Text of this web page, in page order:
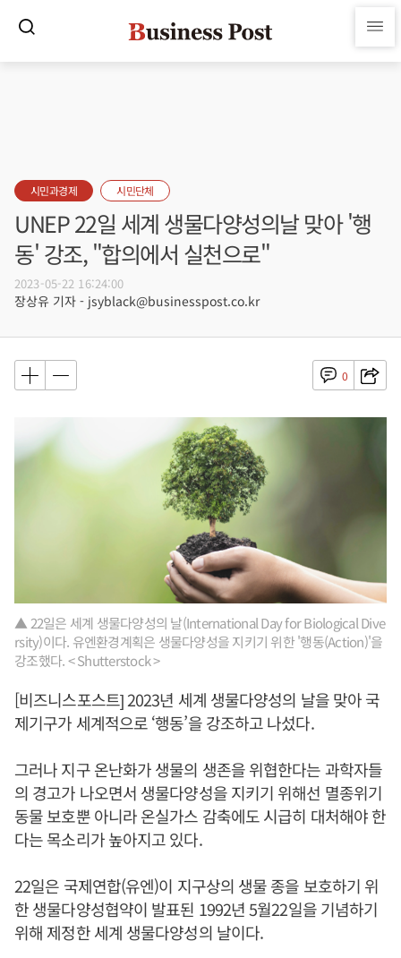
시민과경제 시민단체
UNEP 22일 세계 생물다양성의날 맞아 '행
동' 강조, "합의에서 실천으로"
2023-05-22 16:24:00
장상유 기자 - jsyblack@businesspost.co.kr
0
▲ 22일은 세계 생물다양성의 날(International Day for Biological Dive
rsity)이다. 유엔환경계획은 생물다양성을 지키기 위한 '행동(Action)'을
강조했다. < Shutterstock >
[비즈니스포스트] 2023년 세계 생물다양성의 날을 맞아 국
제기구가 세계적으로 ‘행동’을 강조하고 나섰다.
그러나 지구 온난화가 생물의 생존을 위협한다는 과학자들
의 경고가 나오면서 생물다양성을 지키기 위해선 멸종위기
동물 보호뿐 아니라 온실가스 감축에도 시급히 대처해야 한
다는 목소리가 높아지고 있다.
22일은 국제연합(유엔)이 지구상의 생물 종을 보호하기 위
한 생물다양성협약이 발표된 1992년 5월22일을 기념하기
위해 제정한 세계 생물다양성의 날이다.